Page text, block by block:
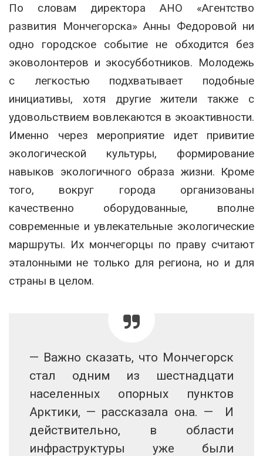
По словам директора АНО «Агентство
развития Мончегорска» Анны Федоровой ни
одно городское событие не обходится без
эковолонтеров и экосубботников. Молодежь
с легкостью подхватывает подобные
инициативы, хотя другие жители также с
удовольствием вовлекаются в экоактивности.
Именно через мероприятие идет привитие
экологической культуры, формирование
навыков экологичного образа жизни. Кроме
того, вокруг города организованы
качественно оборудованные, вполне
современные и увлекательные экологические
маршруты. Их мончегорцы по праву считают
эталонными не только для региона, но и для
страны в целом.
— Важно сказать, что Мончегорск
стал одним из шестнадцати
населенных опорных пунктов
Арктики, — рассказала она. — И
действительно, в области
инфраструктуры уже были